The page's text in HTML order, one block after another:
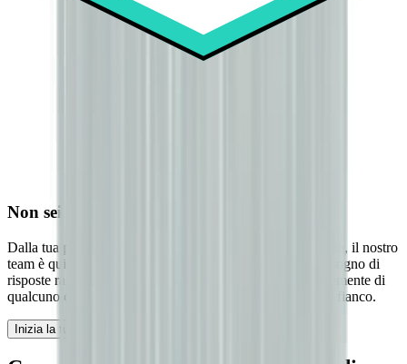
Non sei mai solo con Kickflip
Dalla tua prima configurazione al tuo lancio più importante, il nostro
team è qui per aiutarti ad avere successo. Che tu abbia bisogno di
risposte rapide, di una guida passo dopo passo o semplicemente di
qualcuno con cui risolvere un problema, Kickflip è al tuo fianco.
Inizia la tua prova gratuita